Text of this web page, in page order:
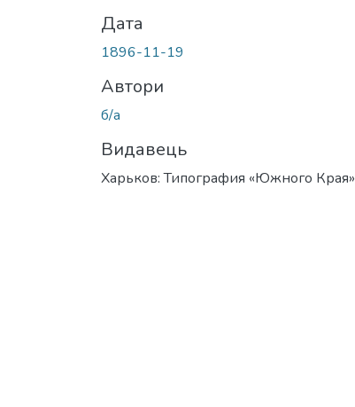
Дата
1896-11-19
Автори
б/а
Видавець
Харьков: Типография «Южного Края»